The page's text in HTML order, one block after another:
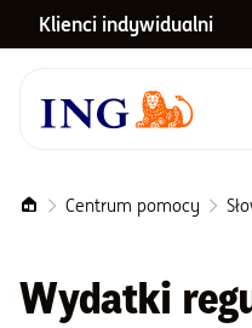
Klienci indywidualni
Menu główne
Notowania
Emerytura
Centrum pomocy
Wydatki